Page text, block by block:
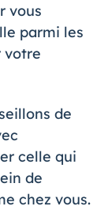
vous
parmi les
votre
de
celle qui
de
chez vous.